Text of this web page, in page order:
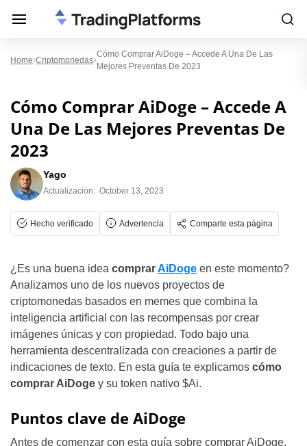
Home Criptomonedas
Cómo Comprar AiDoge – Accede A Una De Las
Mejores Preventas De 2023
Cómo Comprar AiDoge – Accede A
Una De Las Mejores Preventas De
2023
Yago
Actualización: October 13, 2023
Hecho verificado Advertencia Comparte esta página
¿Es una buena idea comprarAiDoge en este momento?
Analizamos uno de los nuevos proyectos de
criptomonedas basados en memes que combina la
inteligencia artificial con las recompensas por crear
imágenes únicas y con propiedad. Todo bajo una
herramienta descentralizada con creaciones a partir de
indicaciones de texto. En esta guía te explicamos cómo
comprar AiDoge y su token nativo $Ai.
Puntos clave de AiDoge
Antes de comenzar con esta guía sobre comprar AiDoge,